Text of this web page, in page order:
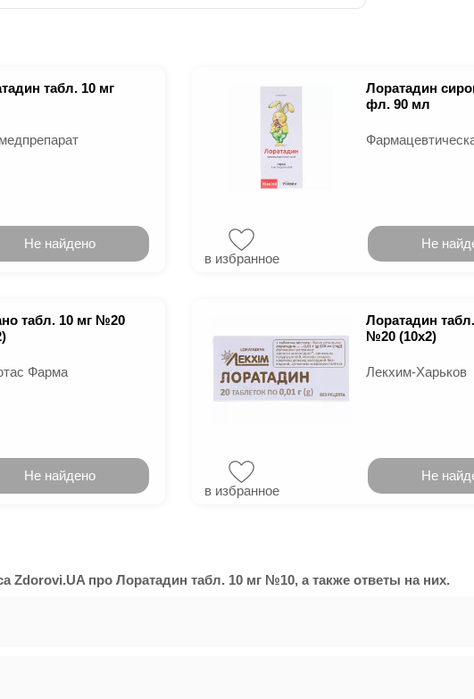
табл. 10 мг
Не найдено
Лоратадин
фл. 90 мл
в избранное
Не
табл. 10 мг №20
Фарма
Не найдено
Лоратадин
№20 (10х2)
Лекхим-Харьков
в избранное
Не
про Лоратадин табл. 10 мг №10, а также ответы на них.